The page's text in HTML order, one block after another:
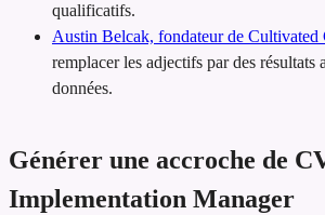
qualificatifs.
Austin Belcak, fondateur de Cultivated
remplacer les adjectifs par des résultats
données.
Générer une accroche de
Implementation Manager